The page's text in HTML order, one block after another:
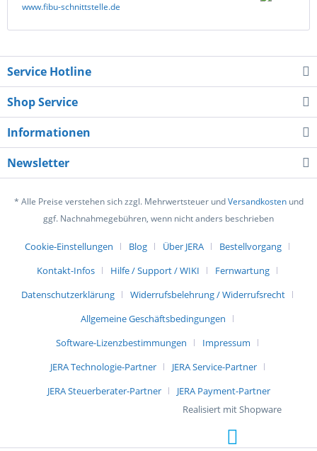
www.fibu-schnittstelle.de
Service Hotline
Shop Service
Informationen
Newsletter
* Alle Preise verstehen sich zzgl. Mehrwertsteuer undVersandkostenund
ggf. Nachnahmegebühren, wenn nicht anders beschrieben
Cookie-Einstellungen Blog Über JERA
Bestellvorgang
Kontakt-Infos
Hilfe / Support / WIKI
Fernwartung
Datenschutzerklärung
Widerrufsbelehrung / Widerrufsrecht
Allgemeine Geschäftsbedingungen
Software-Lizenzbestimmungen
Impressum
JERA Technologie-Partner
JERA Service-Partner
JERA Steuerberater-Partner
JERA Payment-Partner
Realisiert mit Shopware